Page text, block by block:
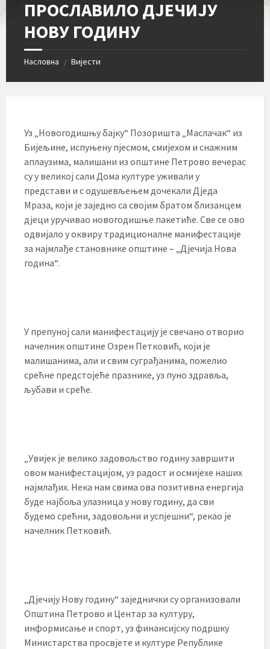
ПРОСЛАВИЛО ДЈЕЧИЈУ
НОВУ ГОДИНУ
Насловна / Вијести
Уз „Новогодишњу бајку“ Позоришта „Маслачак“ из
Бијељине, испуњену пјесмом, смијехом и снажним
аплаузима, малишани из општине Петрово вечерас
су у великој сали Дома културе уживали у
представи и с одушевљењем дочекали Дједа
Мраза, који је заједно са својим братом близанцем
дјеци уручивао новогодишње пакетиће. Све се ово
одвијало у оквиру традиционалне манифестације
за најмлађе становнике општине – „Дјечија Нова
година“.
У препуној сали манифестацију је свечано отворио
начелник општине Озрен Петковић, који је
малишанима, али и свим суграђанима, пожелио
срећне предстојеће празнике, уз пуно здравља,
љубави и среће.
„Увијек је велико задовољство годину завршити
овом манифестацијом, уз радост и осмијехе наших
најмлађих. Нека нам свима ова позитивна енергија
буде најбоља улазница у нову годину, да сви
будемо срећни, задовољни и успјешни“, рекао је
начелник Петковић.
„Дјечију Нову годину“ заједнички су организовали
Општина Петрово и Центар за културу,
информисање и спорт, уз финансијску подршку
Министарства просвјете и културе Републике